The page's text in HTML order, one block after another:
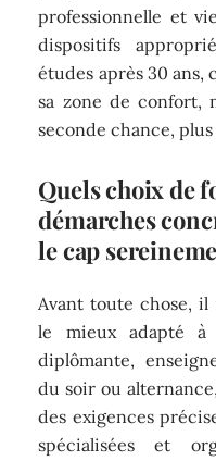
professionnelle et
dispositifs
études après 30 ans,
sa zone de confort,
seconde chance,
Quels choix de
démarches
le cap
Avant toute chose, il
le mieux adapté à
diplômante,
du soir ou
des exigences
spécialisées et